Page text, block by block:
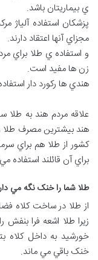
ي بيماريتان باشد.
پزشکان استفاده آلياژ
مجزاي آنها اعتقاد دارند.
و استفاده ي طلا براي
زن ها مفيد است.
هندي ها رکورد دار
علاقه مردم هند به
هند بيشترين مصرف طلا
کشور از طلا هم براي
براي آن قائلند استفاده
طلا شما را خنک نگه مي
از طلا در ساخت کلاه
زيرا طلا اشعه فرا
خورشيد به داخل کلاه
خنک باقي مي ماند.